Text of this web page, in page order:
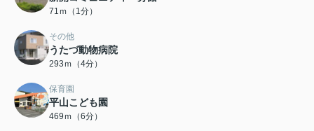
71ｍ（1分）
その他
うたづ動物病院
293ｍ（4分）
保育園
平山こども園
469ｍ（6分）